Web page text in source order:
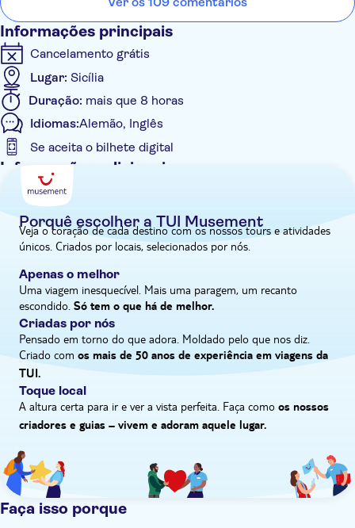
produtos típicos do Etna. Uma ótima maneira de terminar um
dia de exploração.
Informações principais
Cancelamento grátis
Lugar: Sicília
Duração: mais que 8 horas
Idiomas:Alemão, Inglês
Se aceita o bilhete digital
Informações adicionais
Tour guiado
Confirmação instantânea
Voucher eletrônico
Porquê escolher a TUI Musement
Veja o coração de cada destino com os nossos tours e atividades
únicos. Criados por locais, selecionados por nós.
Apenas o melhor
Uma viagem inesquecível. Mais uma paragem, um recanto
escondido. Só tem o que há de melhor.
Criadas por nós
Pensado em torno do que adora. Moldado pelo que nos diz.
Criado com os mais de 50 anos de experiência em viagens da
TUI.
Toque local
A altura certa para ir e ver a vista perfeita. Faça como os nossos
criadores e guias – vivem e adoram aquele lugar.
Faça isso porque